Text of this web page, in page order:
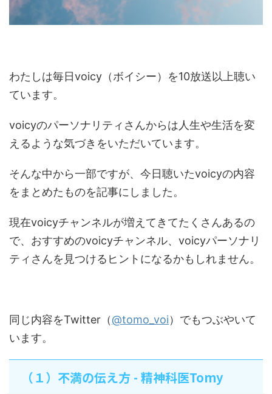
わたしは毎日voicy（ボイシー）を10放送以上聴い
ています。
voicyのパーソナリティさんからは人生や生活を変
えるような気づきをいただいています。
そんな中から一部ですが、今日聴いたvoicyの内容
をまとめたものを記事にしました。
現在voicyチャンネルが増えてきてたくさんあるの
で、おすすめのvoicyチャンネル、voicyパーソナリ
ティさんを見つけるヒントになるかもしれません。
同じ内容をTwitter（@tomo_voi）でもつぶやいて
います。
（１）不満の伝え方 - 精神科医Tomy